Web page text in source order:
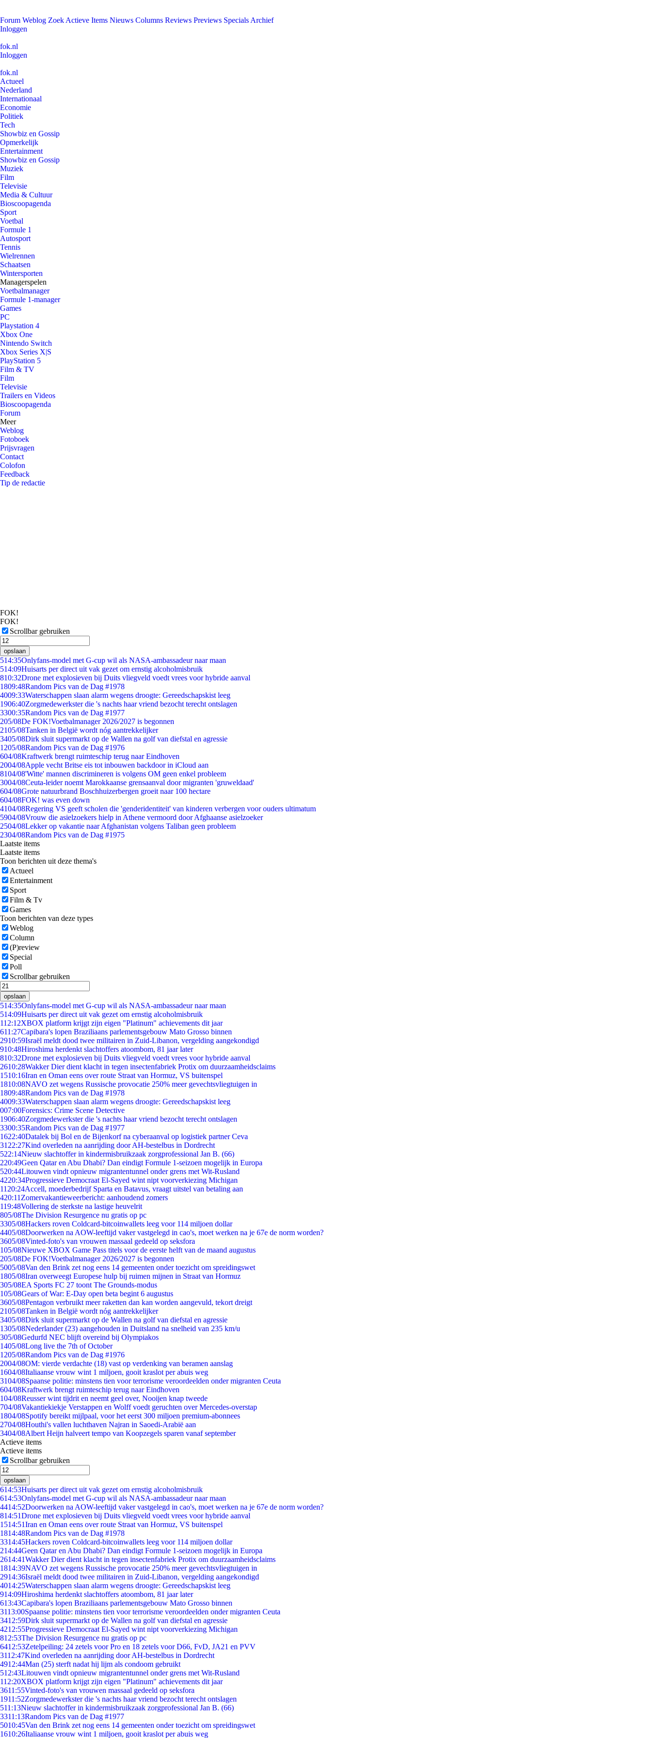
Forum Weblog Zoek Actieve Items Nieuws Columns Reviews Previews Specials Archief
Inloggen
fok.nl
Inloggen
fok.nl
Actueel
Nederland
Internationaal
Economie
Politiek
Tech
Showbiz en Gossip
Opmerkelijk
Entertainment
Showbiz en Gossip
Muziek
Film
Televisie
Media & Cultuur
Bioscoopagenda
Sport
Voetbal
Formule 1
Autosport
Tennis
Wielrennen
Schaatsen
Wintersporten
Managerspelen
Voetbalmanager
Formule 1-manager
Games
PC
Playstation 4
Xbox One
Nintendo Switch
Xbox Series X|S
PlayStation 5
Film & TV
Film
Televisie
Trailers en Videos
Bioscoopagenda
Forum
Meer
Weblog
Fotoboek
Prijsvragen
Contact
Colofon
Feedback
Tip de redactie
FOK!
FOK!
Scrollbar gebruiken
opslaan
514:35Onlyfans-model met G-cup wil als NASA-ambassadeur naar maan
514:09Huisarts per direct uit vak gezet om ernstig alcoholmisbruik
810:32Drone met explosieven bij Duits vliegveld voedt vrees voor hybride aanval
1809:48Random Pics van de Dag #1978
4009:33Waterschappen slaan alarm wegens droogte: Gereedschapskist leeg
1906:40Zorgmedewerkster die 's nachts haar vriend bezocht terecht ontslagen
3300:35Random Pics van de Dag #1977
205/08De FOK!Voetbalmanager 2026/2027 is begonnen
2105/08Tanken in België wordt nóg aantrekkelijker
3405/08Dirk sluit supermarkt op de Wallen na golf van diefstal en agressie
1205/08Random Pics van de Dag #1976
604/08Kraftwerk brengt ruimteschip terug naar Eindhoven
2004/08Apple vecht Britse eis tot inbouwen backdoor in iCloud aan
8104/08'Witte' mannen discrimineren is volgens OM geen enkel probleem
3004/08Ceuta-leider noemt Marokkaanse grensaanval door migranten 'gruweldaad'
604/08Grote natuurbrand Boschhuizerbergen groeit naar 100 hectare
604/08FOK! was even down
4104/08Regering VS geeft scholen die 'genderidentiteit' van kinderen verbergen voor ouders ultimatum
5904/08Vrouw die asielzoekers hielp in Athene vermoord door Afghaanse asielzoeker
2504/08Lekker op vakantie naar Afghanistan volgens Taliban geen probleem
2304/08Random Pics van de Dag #1975
Laatste items
Laatste items
Toon berichten uit deze thema's
Actueel
Entertainment
Sport
Film & Tv
Games
Toon berichten van deze types
Weblog
Column
(P)review
Special
Poll
Scrollbar gebruiken
opslaan
514:35Onlyfans-model met G-cup wil als NASA-ambassadeur naar maan
514:09Huisarts per direct uit vak gezet om ernstig alcoholmisbruik
112:12XBOX platform krijgt zijn eigen "Platinum" achievements dit jaar
611:27Capibara's lopen Braziliaans parlementsgebouw Mato Grosso binnen
2910:59Israël meldt dood twee militairen in Zuid-Libanon, vergelding aangekondigd
910:48Hiroshima herdenkt slachtoffers atoombom, 81 jaar later
810:32Drone met explosieven bij Duits vliegveld voedt vrees voor hybride aanval
2610:28Wakker Dier dient klacht in tegen insectenfabriek Protix om duurzaamheidsclaims
1510:16Iran en Oman eens over route Straat van Hormuz, VS buitenspel
1810:08NAVO zet wegens Russische provocatie 250% meer gevechtsvliegtuigen in
1809:48Random Pics van de Dag #1978
4009:33Waterschappen slaan alarm wegens droogte: Gereedschapskist leeg
007:00Forensics: Crime Scene Detective
1906:40Zorgmedewerkster die 's nachts haar vriend bezocht terecht ontslagen
3300:35Random Pics van de Dag #1977
1622:40Datalek bij Bol en de Bijenkorf na cyberaanval op logistiek partner Ceva
31 22:27Kind overleden na aanrijding door AH-bestelbus in Dordrecht
522:14Nieuw slachtoffer in kindermisbruikzaak zorgprofessional Jan B. (66)
220:49Geen Qatar en Abu Dhabi? Dan eindigt Formule 1-seizoen mogelijk in Europa
520:44Litouwen vindt opnieuw migrantentunnel onder grens met Wit-Rusland
4220:34Progressieve Democraat El-Sayed wint nipt voorverkiezing Michigan
11 20:24Accell, moederbedrijf Sparta en Batavus, vraagt uitstel van betaling aan
420:11 Zomervakantieweerbericht: aanhoudend zomers
119:48Vollering de sterkste na lastige heuvelrit
805/08The Division Resurgence nu gratis op pc
3305/08Hackers roven Coldcard-bitcoinwallets leeg voor 114 miljoen dollar
4405/08Doorwerken na AOW-leeftijd vaker vastgelegd in cao's, moet werken na je 67e de norm worden?
3605/08Vinted-foto's van vrouwen massaal gedeeld op seksfora
105/08Nieuwe XBOX Game Pass titels voor de eerste helft van de maand augustus
205/08De FOK!Voetbalmanager 2026/2027 is begonnen
5005/08Van den Brink zet nog eens 14 gemeenten onder toezicht om spreidingswet
1805/08Iran overweegt Europese hulp bij ruimen mijnen in Straat van Hormuz
305/08EA Sports FC 27 toont The Grounds-modus
105/08Gears of War: E-Day open beta begint 6 augustus
3605/08Pentagon verbruikt meer raketten dan kan worden aangevuld, tekort dreigt
2105/08Tanken in België wordt nóg aantrekkelijker
3405/08Dirk sluit supermarkt op de Wallen na golf van diefstal en agressie
1305/08Nederlander (23) aangehouden in Duitsland na snelheid van 235 km/u
305/08Gedurfd NEC blijft overeind bij Olympiakos
1405/08Long live the 7th of October
1205/08Random Pics van de Dag #1976
2004/08OM: vierde verdachte (18) vast op verdenking van beramen aanslag
1604/08Italiaanse vrouw wint 1 miljoen, gooit kraslot per abuis weg
3104/08Spaanse politie: minstens tien voor terrorisme veroordeelden onder migranten Ceuta
604/08Kraftwerk brengt ruimteschip terug naar Eindhoven
104/08Reusser wint tijdrit en neemt geel over, Nooijen knap tweede
704/08Vakantiekiekje Verstappen en Wolff voedt geruchten over Mercedes-overstap
1804/08Spotify bereikt mijlpaal, voor het eerst 300 miljoen premium-abonnees
2704/08Houthi's vallen luchthaven Najran in Saoedi-Arabië aan
3404/08Albert Heijn halveert tempo van Koopzegels sparen vanaf september
Actieve items
Actieve items
Scrollbar gebruiken
opslaan
614:53Huisarts per direct uit vak gezet om ernstig alcoholmisbruik
614:53Onlyfans-model met G-cup wil als NASA-ambassadeur naar maan
4414:52Doorwerken na AOW-leeftijd vaker vastgelegd in cao's, moet werken na je 67e de norm worden?
814:51Drone met explosieven bij Duits vliegveld voedt vrees voor hybride aanval
1514:51Iran en Oman eens over route Straat van Hormuz, VS buitenspel
1814:48Random Pics van de Dag #1978
3314:45Hackers roven Coldcard-bitcoinwallets leeg voor 114 miljoen dollar
214:44Geen Qatar en Abu Dhabi? Dan eindigt Formule 1-seizoen mogelijk in Europa
2614:41Wakker Dier dient klacht in tegen insectenfabriek Protix om duurzaamheidsclaims
1814:39NAVO zet wegens Russische provocatie 250% meer gevechtsvliegtuigen in
2914:36Israël meldt dood twee militairen in Zuid-Libanon, vergelding aangekondigd
4014:25Waterschappen slaan alarm wegens droogte: Gereedschapskist leeg
914:09Hiroshima herdenkt slachtoffers atoombom, 81 jaar later
613:43Capibara's lopen Braziliaans parlementsgebouw Mato Grosso binnen
3113:00Spaanse politie: minstens tien voor terrorisme veroordeelden onder migranten Ceuta
3412:59Dirk sluit supermarkt op de Wallen na golf van diefstal en agressie
4212:55Progressieve Democraat El-Sayed wint nipt voorverkiezing Michigan
812:53The Division Resurgence nu gratis op pc
6412:53Zetelpeiling: 24 zetels voor Pro en 18 zetels voor D66, FvD, JA21 en PVV
3112:47Kind overleden na aanrijding door AH-bestelbus in Dordrecht
4912:44Man (25) sterft nadat hij lijm als condoom gebruikt
512:43Litouwen vindt opnieuw migrantentunnel onder grens met Wit-Rusland
112:20XBOX platform krijgt zijn eigen "Platinum" achievements dit jaar
3611:55Vinted-foto's van vrouwen massaal gedeeld op seksfora
1911:52Zorgmedewerkster die 's nachts haar vriend bezocht terecht ontslagen
511:13Nieuw slachtoffer in kindermisbruikzaak zorgprofessional Jan B. (66)
3311:13Random Pics van de Dag #1977
5010:45Van den Brink zet nog eens 14 gemeenten onder toezicht om spreidingswet
1610:26Italiaanse vrouw wint 1 miljoen, gooit kraslot per abuis weg